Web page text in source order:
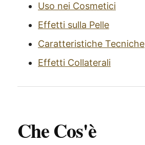
Uso nei Cosmetici
Effetti sulla Pelle
Caratteristiche Tecniche
Effetti Collaterali
Che Cos'è